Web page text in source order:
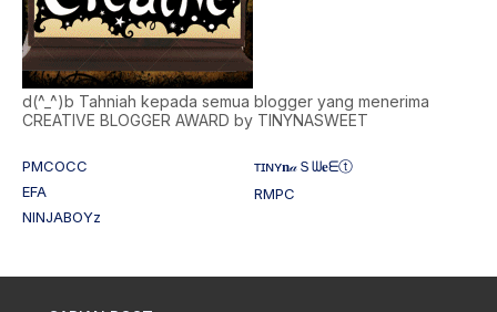
d(^_^)b Tahniah kepada semua blogger yang menerima
CREATIVE BLOGGER AWARD by TINYNASWEET
PMCOCC
ᴛɪɴʏ𝐧𝒶Ｓᗯ𝐞ᗴⓣ
EFA
RMPC
NINJABOYz